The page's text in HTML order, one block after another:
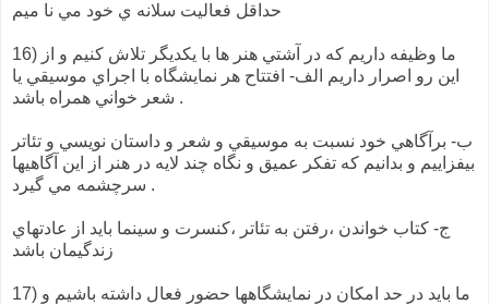
حداقل فعاليت سلانه ي خود مي نا ميم
16) ما وظيفه داريم كه در آشتي هنر ها با يكديگر تلاش كنيم و از
اين رو اصرار داريم الف- افتتاح هر نمايشگاه با اجراي موسيقي يا
شعر خواني همراه باشد .
ب- برآگاهي خود نسبت به موسيقي و شعر و داستان نويسي و تئاتر
بيفزاييم و بدانيم كه تفكر عميق و نگاه چند لايه در هنر از اين آگاهيها
سرچشمه مي گيرد .
ج- كتاب خواندن ،رفتن به تئاتر ،كنسرت و سينما بايد از عادتهاي
زندگيمان باشد
17) ما بايد در حد امكان در نمايشگاهها حضور فعال داشته باشيم و